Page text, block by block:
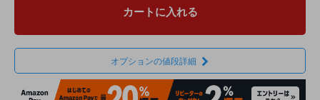
カートに入れる
オプションの値段詳細